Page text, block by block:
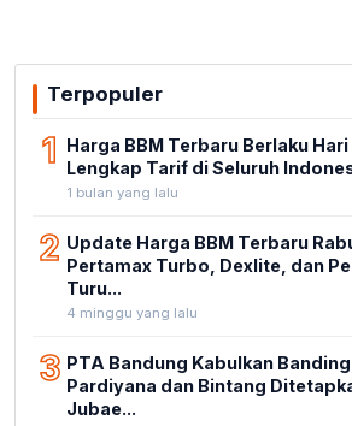
Terpopuler
1 Harga BBM Terbaru Berlaku
Lengkap Tarif di Seluruh
1 bulan yang lalu
2 Update Harga BBM Terbaru
Pertamax Turbo, Dexlite, dan
Turu...
4 minggu yang lalu
3 PTA Bandung Kabulkan
Pardiyana dan Bintang
Jubae...